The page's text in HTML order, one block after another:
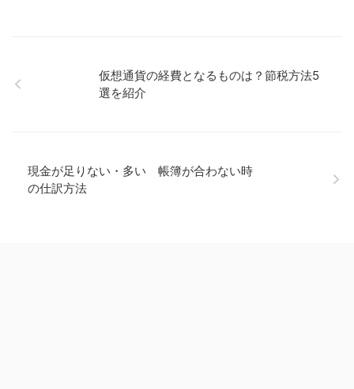
仮想通貨の経費となるものは？節税方法5
選を紹介
現金が足りない・多い 帳簿が合わない時
の仕訳方法